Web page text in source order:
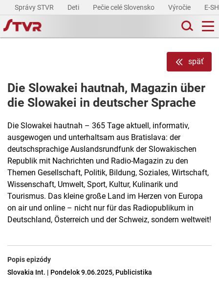
Správy STVR Deti Pečie celé Slovensko Výročie E-
späť
Die Slowakei hautnah, Magazin über
die Slowakei in deutscher Sprache
Die Slowakei hautnah – 365 Tage aktuell, informativ,
ausgewogen und unterhaltsam aus Bratislava: der
deutschsprachige Auslandsrundfunk der Slowakischen
Republik mit Nachrichten und Radio-Magazin zu den
Themen Gesellschaft, Politik, Bildung, Soziales, Wirtschaft,
Wissenschaft, Umwelt, Sport, Kultur, Kulinarik und
Tourismus. Das kleine große Land im Herzen von Europa
on air und online – nicht nur für das Radiopublikum in
Deutschland, Österreich und der Schweiz, sondern weltweit!
Popis epizódy
Slovakia Int. | Pondelok 9.06.2025, Publicistika